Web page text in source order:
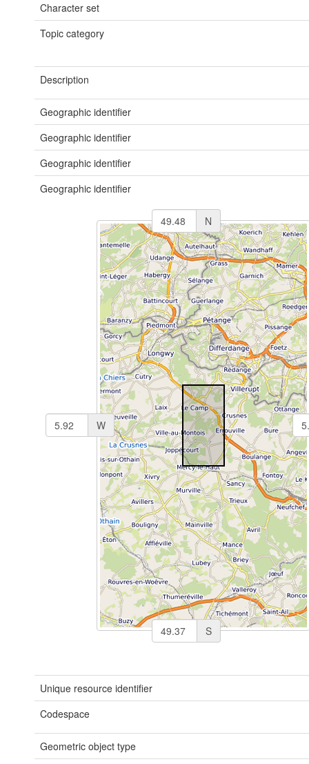
Character set
Topic category
Description
Geographic identifier
Geographic identifier
Geographic identifier
Geographic identifier
N
S
W
Unique resource identifier
Codespace
Geometric object type